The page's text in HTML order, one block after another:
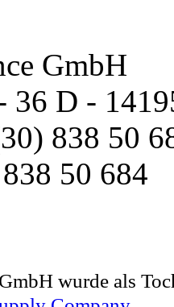
GmbH
36 D -
838 50
50 684
wurde als